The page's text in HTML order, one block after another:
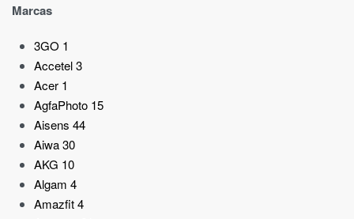
Marcas
3GO 1
Accetel3
Acer 1
AgfaPhoto 15
Aisens 44
Aiwa30
AKG 10
Algam 4
Amazfit4